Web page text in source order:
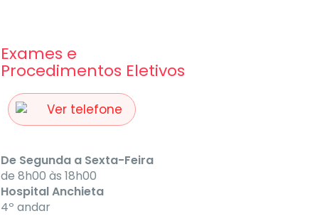
Exames e
Procedimentos Eletivos
Ver telefone
De Segunda a Sexta-Feira
de 8h00 às 18h00
Hospital Anchieta
4º andar